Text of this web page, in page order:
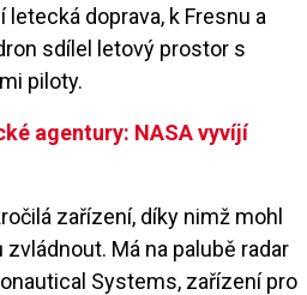
doprava, k Fresnu a
sdílel letový prostor s
piloty.
agentury: NASA vyvíjí
zařízení, díky nimž mohl
Má na palubě radar
Systems, zařízení pro